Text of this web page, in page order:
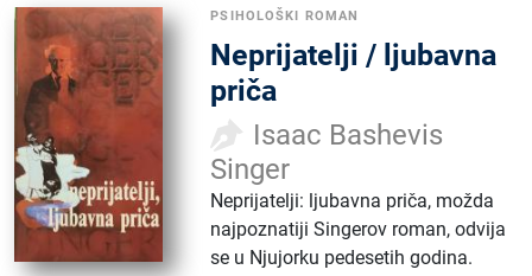
PSIHOLOŠKI ROMAN
Neprijatelji / ljubavna
priča
Isaac Bashevis
Singer
Neprijatelji: ljubavna priča, možda
najpoznatiji Singerov roman, odvija
se u Njujorku pedesetih godina.